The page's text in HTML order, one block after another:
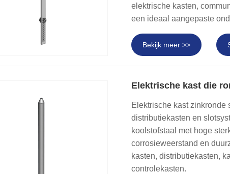
elektrische kasten,
een ideaal aangepaste
Bekijk meer >>
Elektrische kast die
Elektrische kast zinkronde
distributiekasten en
koolstofstaal met hoge
corrosieweerstand en
kasten, distributiekasten,
controlekasten.